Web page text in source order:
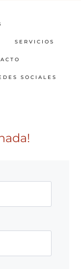
SERVICIOS
SOCIALES